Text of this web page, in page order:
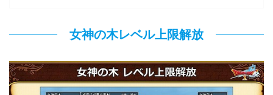
女神の木レベル上限解放